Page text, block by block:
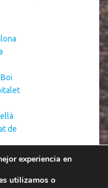
de
experiencia en
utilizamos o